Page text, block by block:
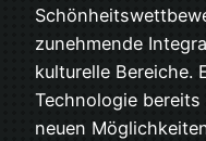
zunehmende
kulturelle Bereiche.
Technologie
neuen